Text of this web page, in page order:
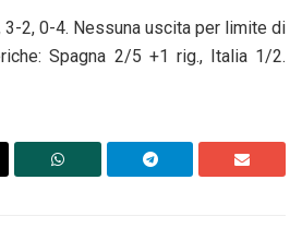
3-2, 0-4. Nessuna uscita per limite di
Spagna 2/5 +1 rig., Italia 1/2.